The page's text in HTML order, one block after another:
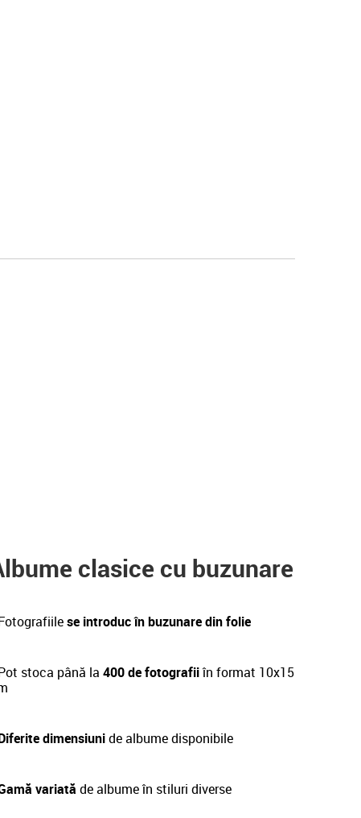
clasice cu buzunare
se introduc în buzunare din folie
stoca până la 400 de fotografiiîn format 10x15
dimensiunide albume disponibile
variată de albume în stiluri diverse